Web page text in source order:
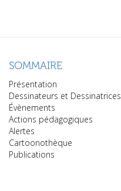
SOMMAIRE
Présentation
Dessinateurs et Dessinatrices
Évènements
Actions pédagogiques
Alertes
Cartoonothèque
Publications